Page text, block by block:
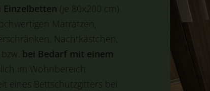
Einzelbetten (je 80x200 cm)
Matratzen,
Nachtkästchen,
bei Bedarf mit einem
im Wohnbereich
eines Bettschutzgitters bei